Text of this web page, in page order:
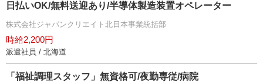
日払いOK/無料送迎あり/半導体製造装置オペレーター
株式会社ジャパンクリエイト北日本事業統括部
時給2,200円
派遣社員 / 北海道
「福祉調理スタッフ」無資格可/夜勤専従/病院